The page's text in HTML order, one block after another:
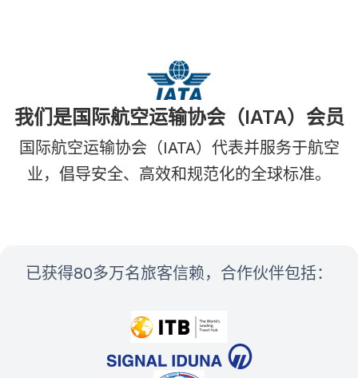
我们是国际航空运输协会（IATA）会员
国际航空运输协会（IATA）代表并服务于航空
业，倡导安全、高效和规范化的全球标准。
已获得80多万名旅客信赖，合作伙伴包括：